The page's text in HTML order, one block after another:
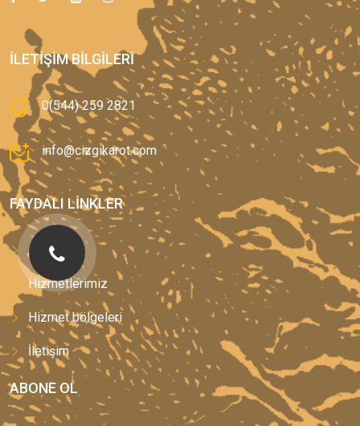
İLETIŞIM BILGILERI
0(544) 259 2821
info@cizgikarot.com
FAYDALI LINKLER
Anasayfa
Hizmetlerimiz
Hizmet bölgeleri
İletişim
ABONE OL